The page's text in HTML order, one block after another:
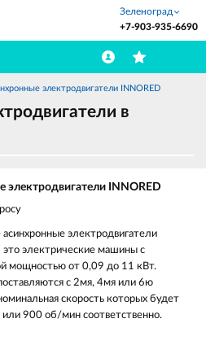
Зеленоград
+7-903-935-6690
электродвигатели INNORED
в
электродвигатели INNORED
электродвигатели
это электрические машины с
мощностью от 0,09 до 11 кВт.
с 2мя, 4мя или 6ю
скорость которых будет
900 об/мин соответственно.